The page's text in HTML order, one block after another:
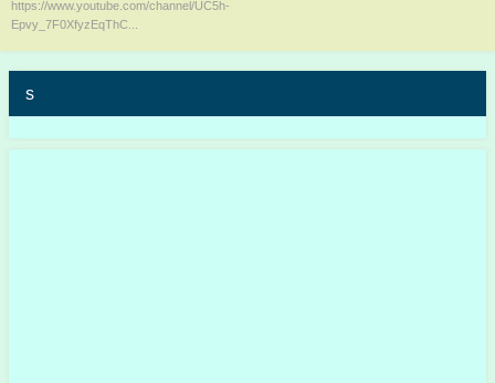
https://www.youtube.com/channel/UC5h-
Epvy_7F0XfyzEqThC...
s